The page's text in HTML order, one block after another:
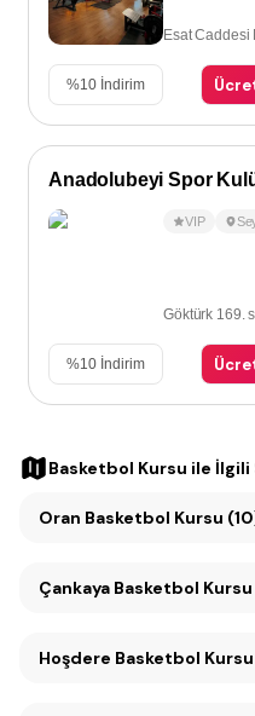
Esat Caddesi
%10 İndirim
Anadolubeyi Spor
VIP
Göktürk 169.
%10 İndirim
Basketbol Kursu ile
Oran Basketbol Kursu
Çankaya Basketbol
Hoşdere Basketbol